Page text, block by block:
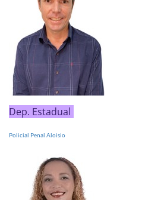
Dep. Estadual
Policial Penal Aloisio